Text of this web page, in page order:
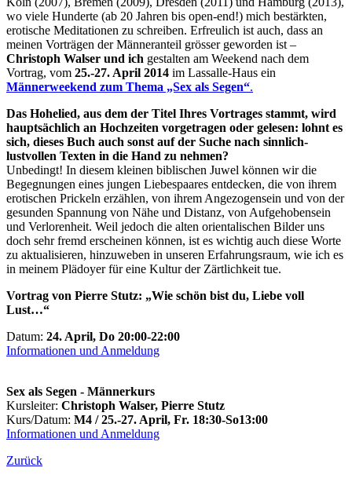
wo viele Hunderte (ab 20 Jahren bis open-end!) mich bestärkten,
erotische Meditationen zu schreiben. Erfreulich ist auch, dass an
meinen Vorträgen der Männeranteil grösser geworden ist –
Christoph Walser und ich gestalten am Weekend nach dem
Vortrag, vom 25.-27. April 2014 im Lassalle-Haus ein
Männerweekend zum Thema „Sex als Segen“.
Das Hohelied, aus dem der Titel Ihres Vortrages stammt, wird
hauptsächlich an Hochzeiten vorgetragen oder gelesen: lohnt es
sich, dieses Buch auch sonst auf der Suche nach sinnlich-
lustvollen Texten in die Hand zu nehmen?
Unbedingt! In diesem kleinen biblischen Juwel können wir die
Begegnungen eines jungen Liebespaares entdecken, die von ihrem
erotischen Prickeln erzählen, von ihrem Angezogensein und von der
gesunden Spannung von Nähe und Distanz, von Aufgehobensein
und Verlorenheit. Weil jedoch die alten orientalischen Bilder uns
doch sehr fremd erscheinen können, ist es wichtig auch diese Worte
zu aktualisieren, hinzuweben in unseren Erfahrungsraum, wie ich es
in meinem Plädoyer für eine Kultur der Zärtlichkeit tue.
Vortrag von Pierre Stutz: „Wie schön bist du, Liebe voll
Lust…“
Datum: 24. April, Do 20:00-22:00
Informationen und Anmeldung
Sex als Segen - Männerkurs
Kursleiter: Christoph Walser, Pierre Stutz
Kurs/Datum: M4 / 25.-27. April, Fr. 18:30-So13:00
Informationen und Anmeldung
Zurück